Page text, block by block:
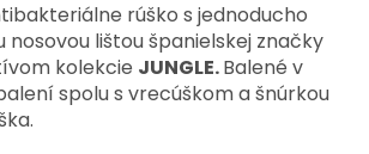
rúško s jednoducho
lištou španielskej značky
kolekcie JUNGLE.Balené v
spolu s vrecúškom a šnúrkou